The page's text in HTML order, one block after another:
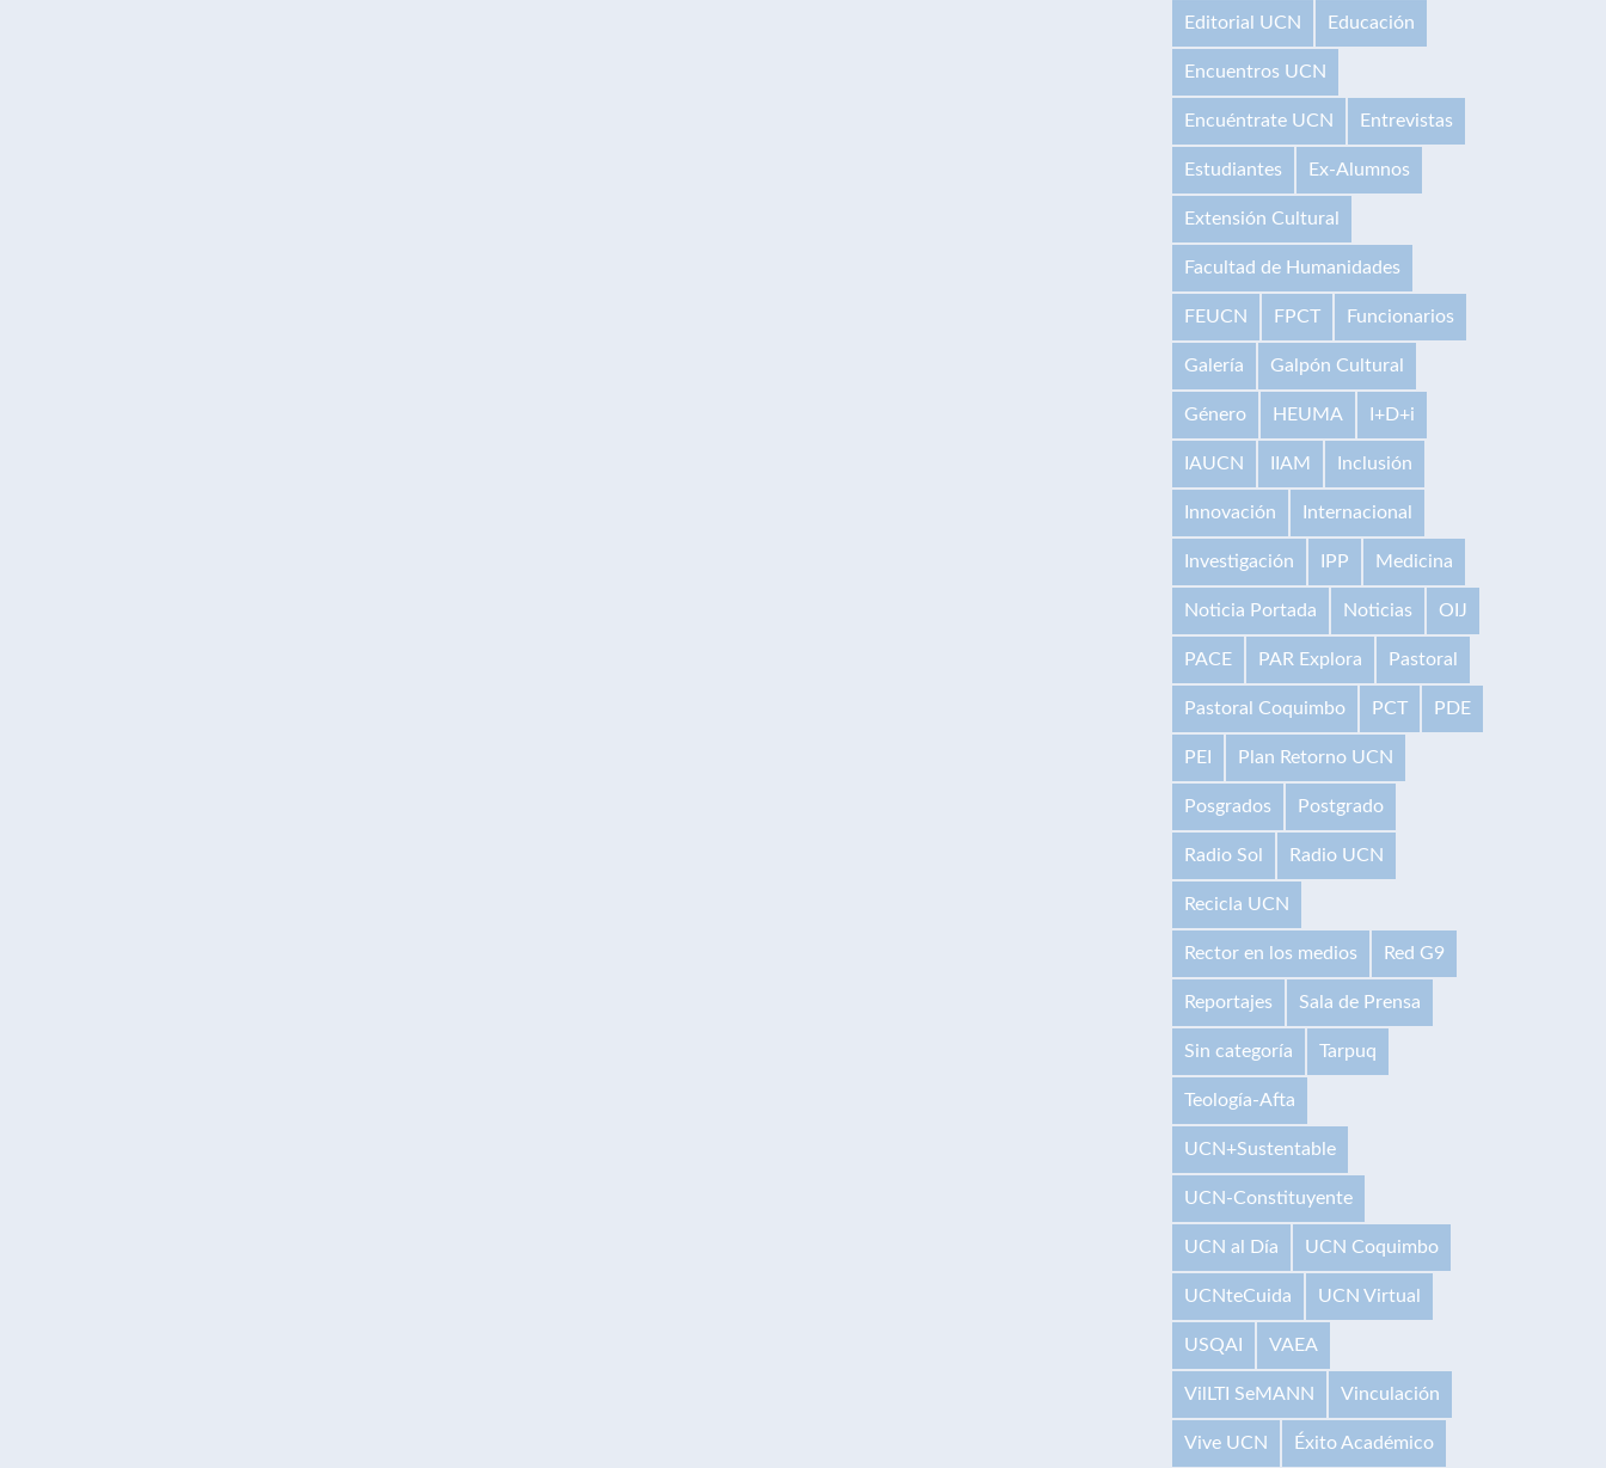
Editorial UCN Educación
Encuentros UCN
Encuéntrate UCN Entrevistas
Estudiantes Ex-Alumnos
Extensión Cultural
Facultad de Humanidades
FEUCN FPCT Funcionarios
Galería Galpón Cultural
Género HEUMA I+D+i
IAUCN IIAM Inclusión
Innovación Internacional
Investigación IPP Medicina
Noticia Portada Noticias OIJ
PACE PAR Explora Pastoral
Pastoral Coquimbo PCT PDE
PEI Plan Retorno UCN
Posgrados Postgrado
Radio Sol Radio UCN
Recicla UCN
Rector en los medios Red G9
Reportajes Sala de Prensa
Sin categoría Tarpuq
Teología-Afta
UCN+Sustentable
UCN-Constituyente
UCN al Día UCN Coquimbo
UCNteCuida UCN Virtual
USQAI VAEA
VilLTI SeMANN Vinculación
Vive UCN Éxito Académico